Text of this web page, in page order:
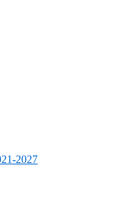
2027